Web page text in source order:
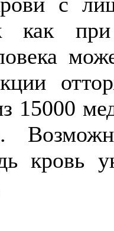
как при
15000
кровь